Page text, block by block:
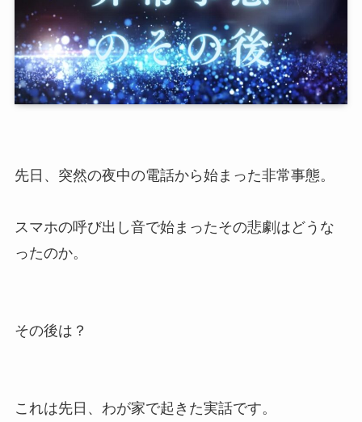
先日、突然の夜中の電話から始まった非常事態。
スマホの呼び出し音で始まったその悲劇はどうな
ったのか。
その後は？
これは先日、わが家で起きた実話です。